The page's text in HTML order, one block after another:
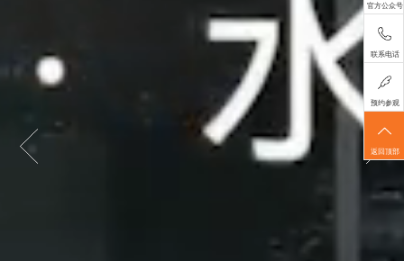
官方公众号
联系电话
预约参观
返回顶部